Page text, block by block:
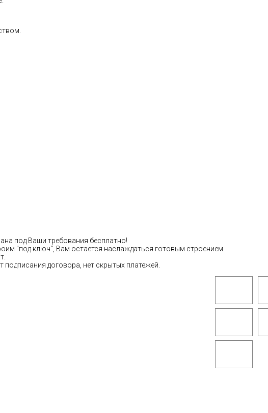
под Ваши требования бесплатно!
"под ключ", Вам остается наслаждаться готовым строением.
подписания договора, нет скрытых платежей.